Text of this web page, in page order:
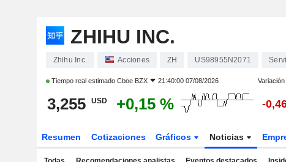
ZHIHU INC.
Zhihu Inc. Acciones ZH US98955N2071
Tiempo real estimado Cboe BZX 21:40:00 07/08/2026
3,255 USD +0,15 % -
Resumen Cotizaciones Gráficos Noticias